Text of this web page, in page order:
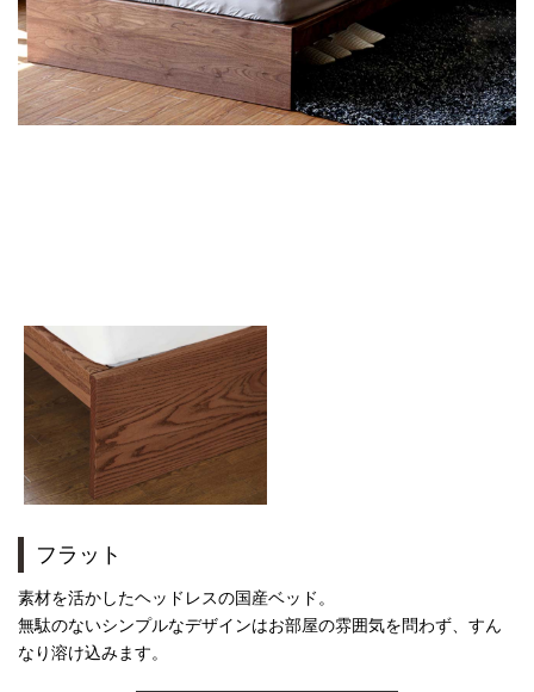
フラット
素材を活かしたヘッドレスの国産ベッド。
無駄のないシンプルなデザインはお部屋の雰囲気を問わず、すん
なり溶け込みます。